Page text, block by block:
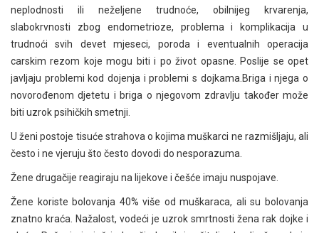
neplodnosti ili neželjene trudnoće, obilnijeg krvarenja,
slabokrvnosti zbog endometrioze, problema i komplikacija u
trudnoći svih devet mjeseci, poroda i eventualnih operacija
carskim rezom koje mogu biti i po život opasne. Poslije se opet
javljaju problemi kod dojenja i problemi s dojkama.Briga i njega o
novorođenom djetetu i briga o njegovom zdravlju također može
biti uzrok psihičkih smetnji.
U ženi postoje tisuće strahova o kojima muškarci ne razmišljaju, ali
često i ne vjeruju što često dovodi do nesporazuma.
Žene drugačije reagiraju na lijekove i češće imaju nuspojave.
Žene koriste bolovanja 40% više od muškaraca, ali su bolovanja
znatno kraća. Nažalost, vodeći je uzrok smrtnosti žena rak dojke i